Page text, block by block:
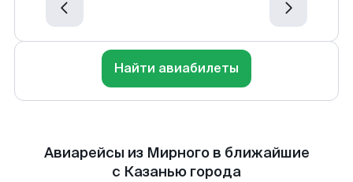
Найти авиабилеты
Авиарейсы из Мирного в ближайшие
с Казанью города